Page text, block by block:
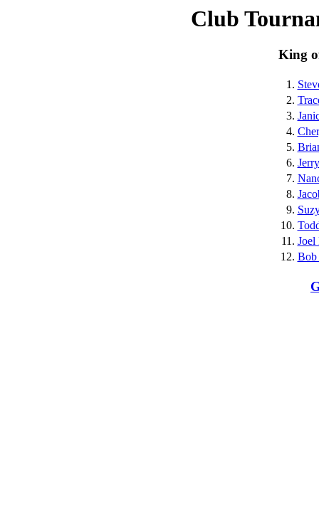
Club
King
1.
2.
3.
4.
5.
6.
7.
8.
9.
10.
11. Joel
12. Bob